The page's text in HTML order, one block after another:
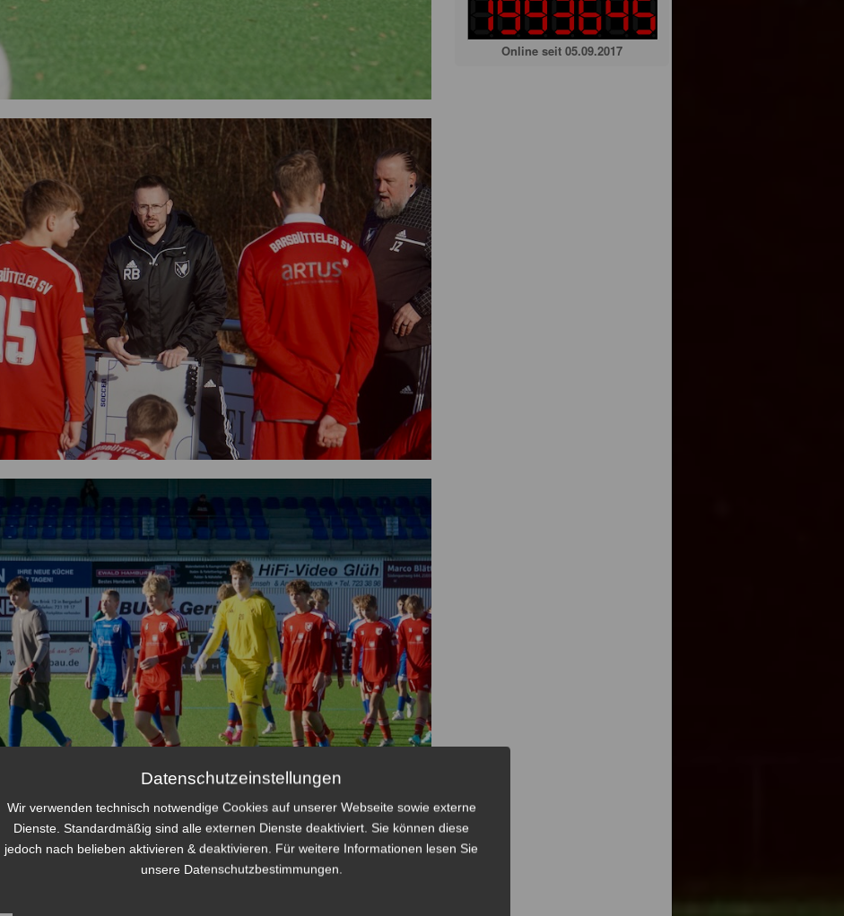
Online seit 05.09.2017
Datenschutzeinstellungen
Wir verwenden technisch notwendige Cookies auf unserer Webseite sowie externe
Dienste. Standardmäßig sind alle externen Dienste deaktiviert. Sie können diese
jedoch nach belieben aktivieren & deaktivieren. Für weitere Informationen lesen Sie
unsere Datenschutzbestimmungen.